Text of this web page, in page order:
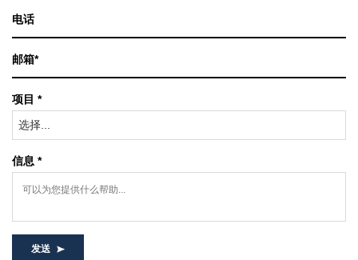
项目 *
选择...
信息 *
发送